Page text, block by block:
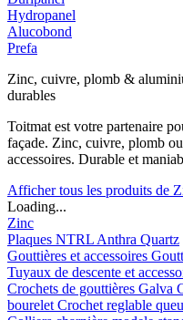
Hydropanel
Alucobond
Prefa
Zinc, cuivre, plomb &
durables
Toitmat est votre partenaire
façade. Zinc, cuivre, plomb
accessoires. Durable et
Afficher tous les produits de
Loading...
Zinc
Plaques NTRL Anthra Quartz
Gouttières et accessoires
Tuyaux de descente et
Crochets de gouttières Galva
bourelet Crochet reglable